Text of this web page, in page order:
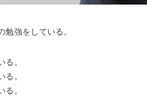
勉強をしている。
る。
る。
る。